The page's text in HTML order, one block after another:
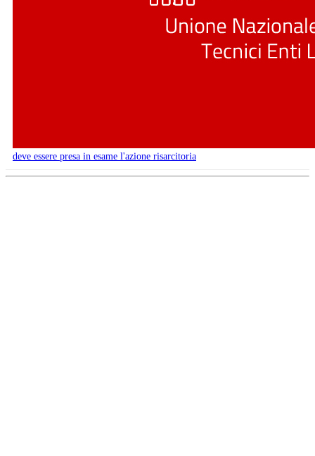
deve essere presa in esame l'azione risarcitoria